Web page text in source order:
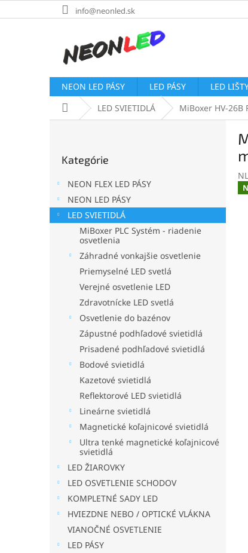
na
info@neonled.sk
NEON LED PÁSY LED PÁSY LED
DomovLED SVIETIDLÁ MiBoxer HV-
a
kategórie
Kategórie
NEON FLEX LED PÁSY
NEON LED PÁSY
LED SVIETIDLÁ
MiBoxer PLC Systém - riadenie
osvetlenia
Záhradné vonkajšie osvetlenie
Priemyselné LED svetlá
Verejné osvetlenie LED
Zdravotnícke LED svetlá
Osvetlenie do bazénov
Zápustné podhľadové svietidlá
Prisadené podhľadové svietidlá
Bodové svietidlá
Kazetové svietidlá
Reflektorové LED svietidlá
Lineárne svietidlá
Magnetické koľajnicové svietidlá
Ultra tenké magnetické koľajnicové
svietidlá
LED ŽIAROVKY
LED OSVETLENIE SCHODOV
KOMPLETNÉ SADY LED
HVIEZDNE NEBO / OPTICKÉ VLÁKNA
VIANOČNÉ OSVETLENIE
LED PÁSY